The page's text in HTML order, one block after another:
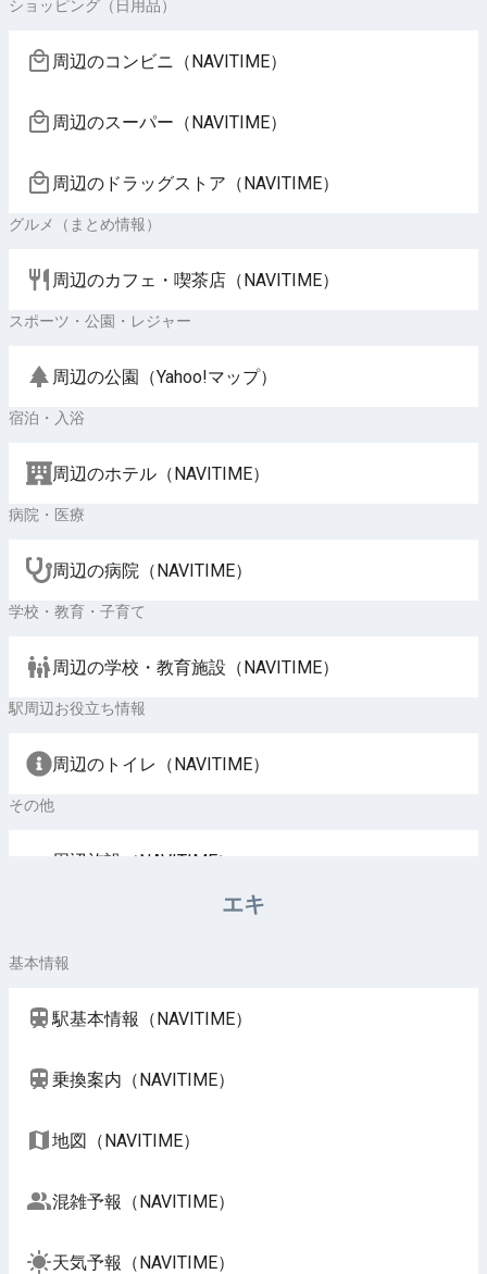
ショッピング（日用品）
周辺のコンビニ（NAVITIME）
周辺のスーパー（NAVITIME）
周辺のドラッグストア（NAVITIME）
グルメ（まとめ情報）
周辺のカフェ・喫茶店（NAVITIME）
スポーツ・公園・レジャー
周辺の公園（Yahoo!マップ）
宿泊・入浴
周辺のホテル（NAVITIME）
病院・医療
周辺の病院（NAVITIME）
学校・教育・子育て
周辺の学校・教育施設（NAVITIME）
駅周辺お役立ち情報
周辺のトイレ（NAVITIME）
その他
周辺施設（NAVITIME）
エキ
基本情報
駅基本情報（NAVITIME）
乗換案内（NAVITIME）
地図（NAVITIME）
混雑予報（NAVITIME）
天気予報（NAVITIME）